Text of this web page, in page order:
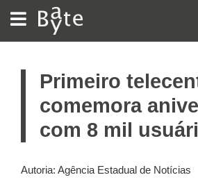
BATE
BYTE
Primeiro
comemora
com 8 mil
Autoria: Agência Estadual de Notícias